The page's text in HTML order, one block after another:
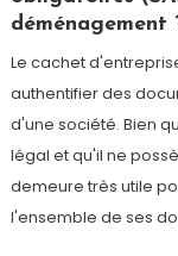
déménagement
Le cachet
authentifier des
d'une société. Bien
légal et qu'il ne
demeure très utile
l'ensemble de ses